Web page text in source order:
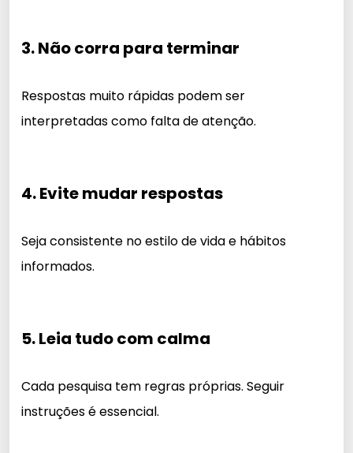
3. Não corra para terminar
Respostas muito rápidas podem ser
interpretadas como falta de atenção.
4. Evite mudar respostas
Seja consistente no estilo de vida e hábitos
informados.
5. Leia tudo com calma
Cada pesquisa tem regras próprias. Seguir
instruções é essencial.